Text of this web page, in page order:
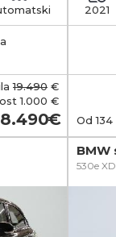
19.490 €
1.000 €
2021
Od134
BMW
530e